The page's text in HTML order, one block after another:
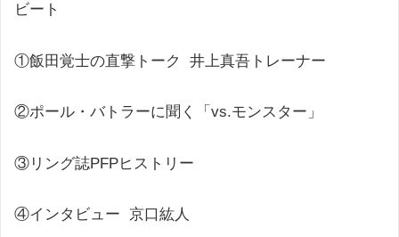
ビート
①飯田覚士の直撃トーク 井上真吾トレーナー
②ポール・バトラーに聞く「vs.モンスター」
③リング誌PFPヒストリー
④インタビュー 京口紘人